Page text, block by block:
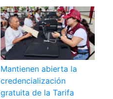
Mantienen abierta la
credencialización
gratuita de la Tarifa